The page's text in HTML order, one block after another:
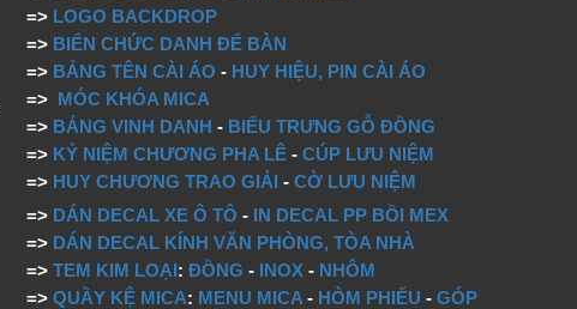
=> LOGO BACKDROP
=> BIỂN CHỨC DANH ĐỂ BÀN
=> BẢNG TÊN CÀI ÁO - HUY HIỆU, PIN CÀI ÁO
=> MÓC KHÓA MICA
=> BẢNG VINH DANH - BIỂU TRƯNG GỖ ĐỒNG
=> KỶ NIỆM CHƯƠNG PHA LÊ -CÚP LƯU NIỆM
=> HUY CHƯƠNG TRAO GIẢI -CỜ LƯU NIỆM
=> DÁN DECAL XE Ô TÔ - IN DECAL PP BỒI MEX
=> DÁN DECAL KÍNH VĂN PHÒNG, TÒA NHÀ
=>TEM KIM LOẠI:ĐỒNG - INOX - NHÔM
=>QUẦY KỆ MICA: MENU MICA - HÒM PHIẾU -GÓP